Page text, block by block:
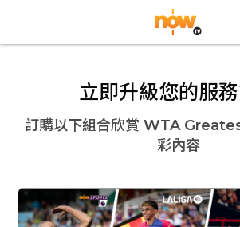
立即升級您的服
訂購以下組合欣賞 WTA
彩內容